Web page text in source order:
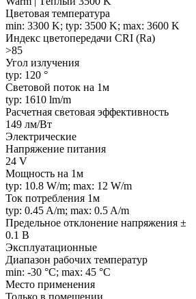
Цветовая температура
min: 3300 K; typ: 3500 K; max: 3600 K
Индекс цветопередачи CRI (Ra)
>85
Угол излучения
typ: 120 °
Световой поток на 1м
typ: 1610 lm/m
Расчетная световая эффективность
149 лм/Вт
Электрические
Напряжение питания
24 V
Мощность на 1м
typ: 10.8 W/m; max: 12 W/m
Ток потребления 1м
typ: 0.45 A/m; max: 0.5 A/m
Предельное отклонение напряжения ±
0.1 В
Эксплуатационные
Диапазон рабочих температур
min: -30 °C; max: 45 °C
Место применения
Только в помещении